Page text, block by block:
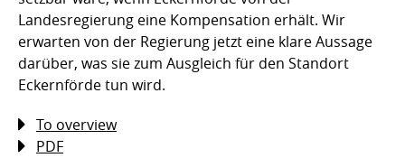
Landesregierung eine Kompensation erhält. Wir
erwar­ten von der Regierung jetzt eine klare Aussage
darüber, was sie zum Ausgleich für den Standort
Eckernförde tun wird.
To overview
PDF